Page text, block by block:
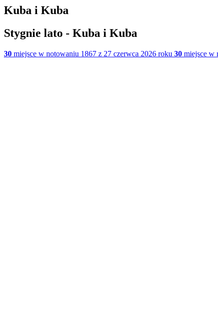
Kuba i Kuba
Stygnie lato - Kuba i Kuba
30 miejsce w notowaniu 1867 z 27 czerwca 2026 roku 30 miejsce w